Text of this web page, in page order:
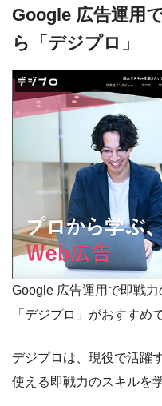
Google 広告運用
ら「デジプロ」
Google 広告運用で即戦力
「デジプロ」がおすすめ
デジプロは、現役で活躍
使える即戦力のスキルを